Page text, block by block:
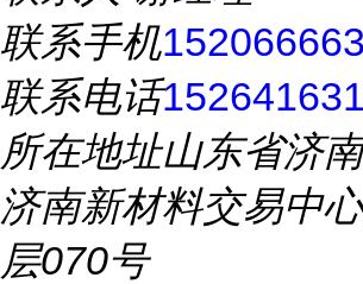
联系手机
联系电话
所在地址山东省济
济南新材料交易中
层070号